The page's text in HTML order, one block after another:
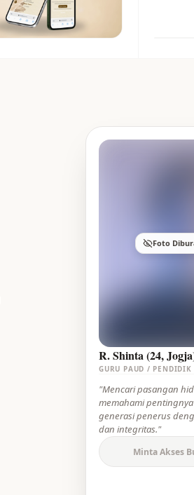
Foto
R. Shinta (24,
GURU PAUD / PENDIDIK
"Mencari pasangan
memahami
generasi penerus
dan integritas."
Minta Akses